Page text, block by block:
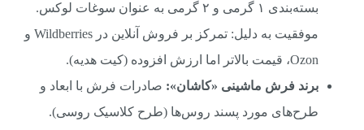
بسته‌بندی ۱ گرمی و ۲ گرمی به عنوان سوغات لوکس.
موفقیت به دلیل: تمرکز بر فروش آنلاین در Wildberries و
Ozon، قیمت بالاتر اما ارزش افزوده (کیت هدیه).
برند فرش ماشینی «کاشان»: صادرات فرش با ابعاد و
طرح‌های مورد پسند روس‌ها (طرح کلاسیک روسی).